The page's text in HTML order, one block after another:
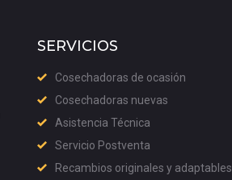
SERVICIOS
Cosechadoras de ocasión
Cosechadoras nuevas
Asistencia Técnica
Servicio Postventa
Recambios originales y adaptables